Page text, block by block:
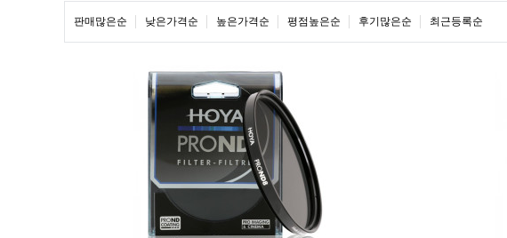
판매많은순 낮은가격순 높은가격순 평점높은순 후기많은순 최근등록순